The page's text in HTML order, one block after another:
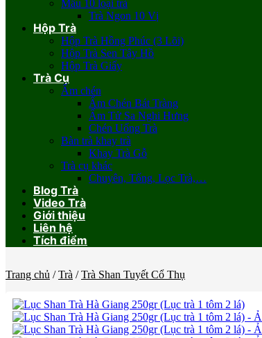
Mẫu 10 loại trà
Trà Ngon 10 Vị
Hộp Trà
Hộp Trà Hồng Phúc (3 Lõi)
Hộp Trà Sen Tây Hồ
Hộp Trà Giấy
Trà Cụ
Ấm chén
Ấm Chén Bát Tràng
Ấm Tử Sa Nghi Hưng
Chén Uống Trà
Bàn trà khay trà
Khay Trà Gỗ
Trà cụ khác
Chuyên, Tống, Lọc Trà,…
Blog Trà
Video Trà
Giới thiệu
Liên hệ
Tích điểm
Trang chủ / Trà / Trà Shan Tuyết Cổ Thụ